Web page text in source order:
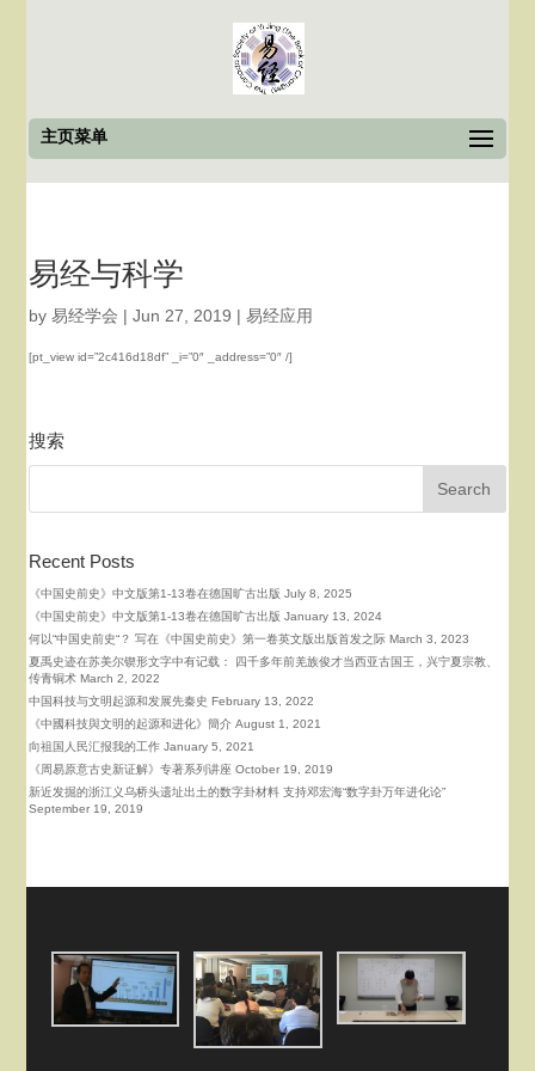
主页菜单
易经与科学
by易经学会 |Jun 27, 2019 |易经应用
[pt_view id=”2c416d18df” _i=”0″ _address=”0″ /]
搜索
Recent Posts
《中国史前史》中文版第1-13卷在德国旷古出版 July 8, 2025
《中国史前史》中文版第1-13卷在德国旷古出版 January 13, 2024
何以“中国史前史“？ 写在《中国史前史》第一卷英文版出版首发之际 March 3, 2023
夏禹史迹在苏美尔锲形文字中有记载： 四千多年前羌族俊才当西亚古国王，兴宁夏宗教、
传青铜术 March 2, 2022
中国科技与文明起源和发展先秦史 February 13, 2022
《中國科技與文明的起源和进化》簡介 August 1, 2021
向祖国人民汇报我的工作 January 5, 2021
《周易原意古史新证解》专著系列讲座 October 19, 2019
新近发掘的浙江义乌桥头遗址出土的数字卦材料 支持邓宏海“数字卦万年进化论”
September 19, 2019